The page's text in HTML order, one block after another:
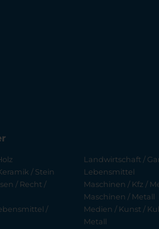
/ Stein
/ Recht /
/
Landwirtschaft /
Lebensmittel
Maschinen / Kfz /
Maschinen / Metall
Medien / Kunst /
Metall